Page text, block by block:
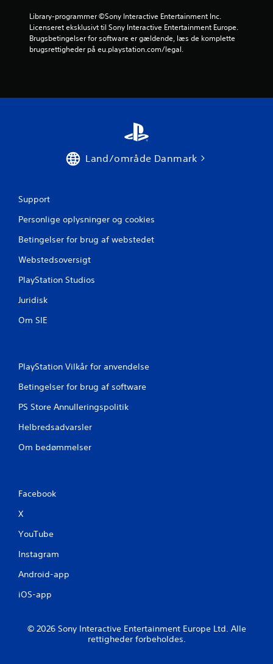
n
f
Library-programmer ©Sony Interactive Entertainment Inc.
Licenseret eksklusivt til Sony Interactive Entertainment Europe.
Brugsbetingelser for software er gældende, læs de komplette
brugsrettigheder på eu.playstation.com/legal.
Land/område Danmark
Support
Personlige oplysninger og cookies
Betingelser for brug af webstedet
Webstedsoversigt
PlayStation Studios
Juridisk
Om SIE
PlayStation Vilkår for anvendelse
Betingelser for brug af software
PS Store Annulleringspolitik
Helbredsadvarsler
Om bedømmelser
Facebook
X
YouTube
Instagram
Android-app
iOS-app
© 2026 Sony Interactive Entertainment Europe Ltd. Alle
rettigheder forbeholdes.